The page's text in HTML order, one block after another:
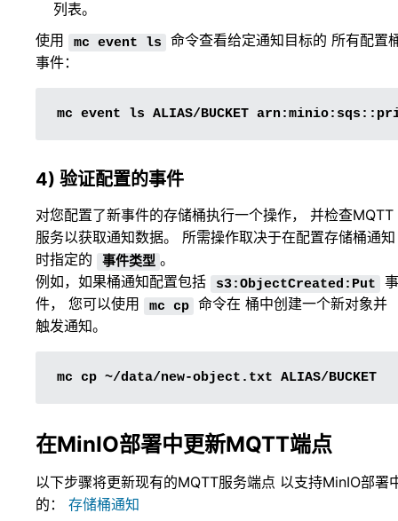
列表。
使用
mc event ls
命令查看给定通知目标的 所有配置
事件：
mc event ls ALIAS/BUCKET
4) 验证配置的事件
对您配置了新事件的存储桶执行一个操作， 并检查MQTT
服务以获取通知数据。 所需操作取决于在配置存储桶通知
时指定的
事件类型 。
例如，如果桶通知配置包括
s3:ObjectCreated:Put
件， 您可以使用
mc cp
命令在 桶中创建一个新对象并
触发通知。
mc cp ~/data/new-object.txt
在MinIO部署中更新MQTT端点
以下步骤将更新现有的MQTT服务端点 以支持MinIO部署
的： 存储桶通知